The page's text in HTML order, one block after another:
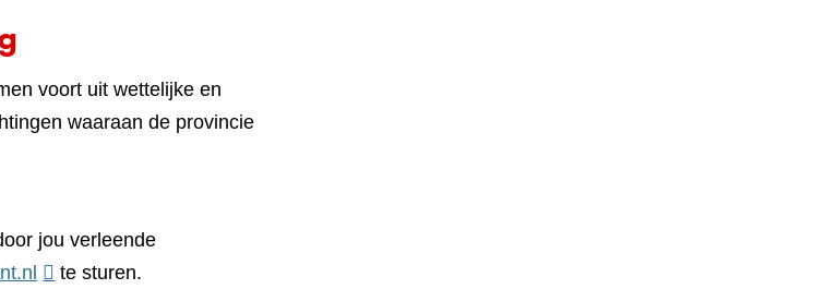
voort uit wettelijke en
waaraan de provincie
jou verleende
te sturen.